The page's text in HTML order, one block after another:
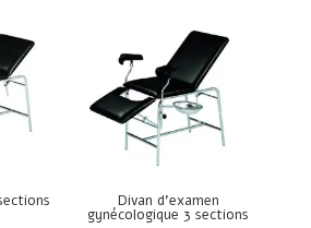
Divan d’examen
gynécologique 3 sections